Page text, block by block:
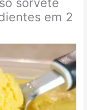
em 2